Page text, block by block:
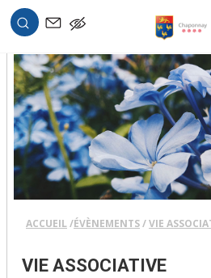
OK
ACCUEIL ÉVÈNEMENTS VIE
VIE ASSOCIATIVE